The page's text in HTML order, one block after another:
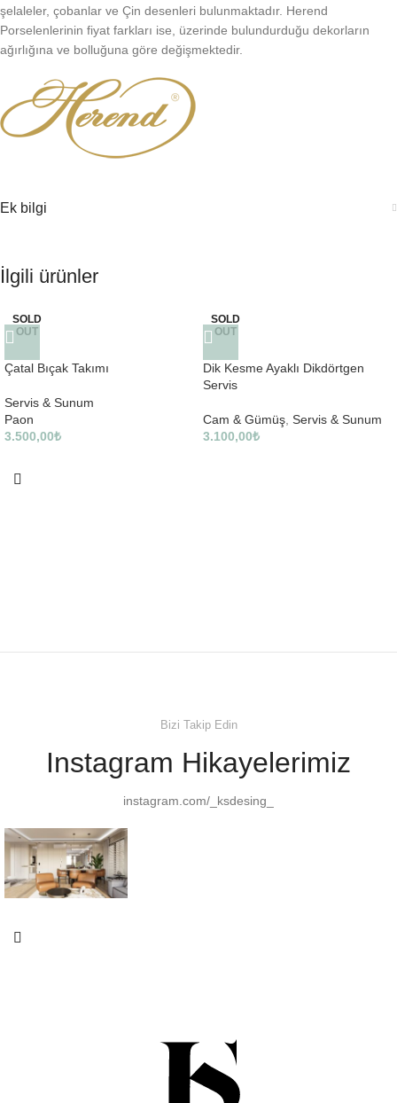
şelaleler, çobanlar ve Çin desenleri bulunmaktadır. Herend
Porselenlerinin fiyat farkları ise, üzerinde bulundurduğu dekorların
ağırlığına ve bolluğuna göre değişmektedir.
Ek bilgi
İlgili ürünler
SOLD
OUT
Çatal Bıçak Takımı
Servis & Sunum
Paon
3.500,00₺
SOLD
OUT
Dik Kesme Ayaklı Dikdörtgen
Servis
Cam & Gümüş, Servis & Sunum
3.100,00₺
Bizi Takip Edin
Instagram Hikayelerimiz
instagram.com/_ksdesing_